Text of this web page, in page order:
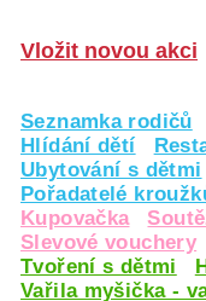
Vložit novou akci
Seznamka rodičů
Hlídání dětí
Ubytování s dětmi
Pořadatelé
Kupovačka
Slevové vouchery
Tvoření s dětmi
Vařila myšička -